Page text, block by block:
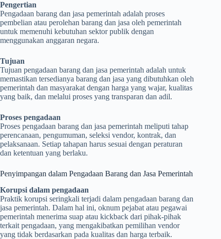
Pengertian
Pengadaan barang dan jasa pemerintah adalah proses
pembelian atau perolehan barang dan jasa oleh pemerintah
untuk memenuhi kebutuhan sektor publik dengan
menggunakan anggaran negara.
Tujuan
Tujuan pengadaan barang dan jasa pemerintah adalah untuk
memastikan tersedianya barang dan jasa yang dibutuhkan oleh
pemerintah dan masyarakat dengan harga yang wajar, kualitas
yang baik, dan melalui proses yang transparan dan adil.
Proses pengadaan
Proses pengadaan barang dan jasa pemerintah meliputi tahap
perencanaan, pengumuman, seleksi vendor, kontrak, dan
pelaksanaan. Setiap tahapan harus sesuai dengan peraturan
dan ketentuan yang berlaku.
Penyimpangan dalam Pengadaan Barang dan Jasa Pemerintah
Korupsi dalam pengadaan
Praktik korupsi seringkali terjadi dalam pengadaan barang dan
jasa pemerintah. Dalam hal ini, oknum pejabat atau pegawai
pemerintah menerima suap atau kickback dari pihak-pihak
terkait pengadaan, yang mengakibatkan pemilihan vendor
yang tidak berdasarkan pada kualitas dan harga terbaik.